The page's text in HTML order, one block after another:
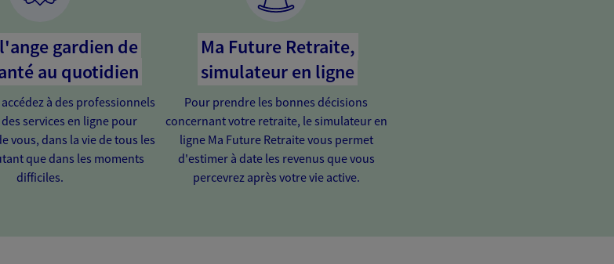
gardien de
au quotidien
accédez à des professionnels
services en ligne pour
vous, dans la vie de tous les
que dans les moments
difficiles.
Ma Future Retraite,
simulateur en ligne
Pour prendre les bonnes décisions
concernant votre retraite, le simulateur en
ligne Ma Future Retraite vous permet
d'estimer à date les revenus que vous
percevrez après votre vie active.